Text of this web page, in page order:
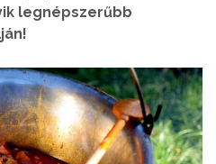
legnépszerűbb